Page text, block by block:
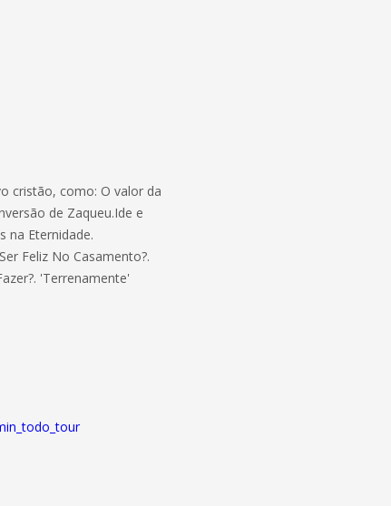
cristão, como: O valor da
de Zaqueu.Ide e
na Eternidade.
Feliz No Casamento?.
'Terrenamente'